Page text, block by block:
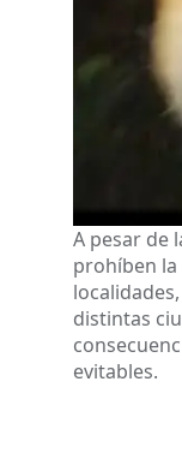
A pesar de
prohíben
distintas
evitables.